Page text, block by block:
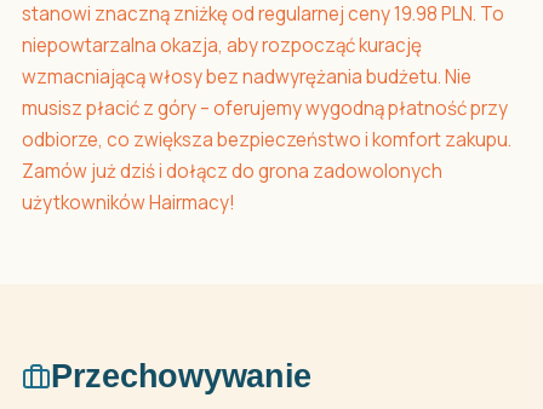
stanowi znaczną zniżkę od regularnej ceny 19.98 PLN. To
niepowtarzalna okazja, aby rozpocząć kurację
wzmacniającą włosy bez nadwyrężania budżetu. Nie
musisz płacić z góry – oferujemy wygodną płatność przy
odbiorze, co zwiększa bezpieczeństwo i komfort zakupu.
Zamów już dziś i dołącz do grona zadowolonych
użytkowników Hairmacy!
Przechowywanie